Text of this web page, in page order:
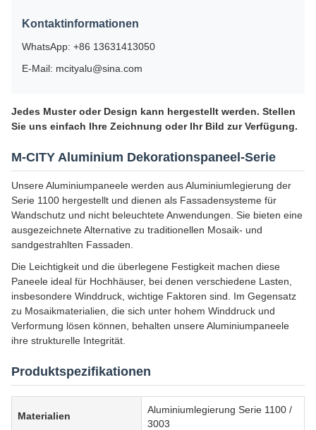
Kontaktinformationen
WhatsApp: +86 13631413050
E-Mail: mcityalu@sina.com
Jedes Muster oder Design kann hergestellt werden. Stellen
Sie uns einfach Ihre Zeichnung oder Ihr Bild zur Verfügung.
M-CITY Aluminium Dekorationspaneel-Serie
Unsere Aluminiumpaneele werden aus Aluminiumlegierung der
Serie 1100 hergestellt und dienen als Fassadensysteme für
Wandschutz und nicht beleuchtete Anwendungen. Sie bieten eine
ausgezeichnete Alternative zu traditionellen Mosaik- und
sandgestrahlten Fassaden.
Die Leichtigkeit und die überlegene Festigkeit machen diese
Paneele ideal für Hochhäuser, bei denen verschiedene Lasten,
insbesondere Winddruck, wichtige Faktoren sind. Im Gegensatz
zu Mosaikmaterialien, die sich unter hohem Winddruck und
Verformung lösen können, behalten unsere Aluminiumpaneele
ihre strukturelle Integrität.
Produktspezifikationen
Materialien
Aluminiumlegierung Serie 1100 /
3003